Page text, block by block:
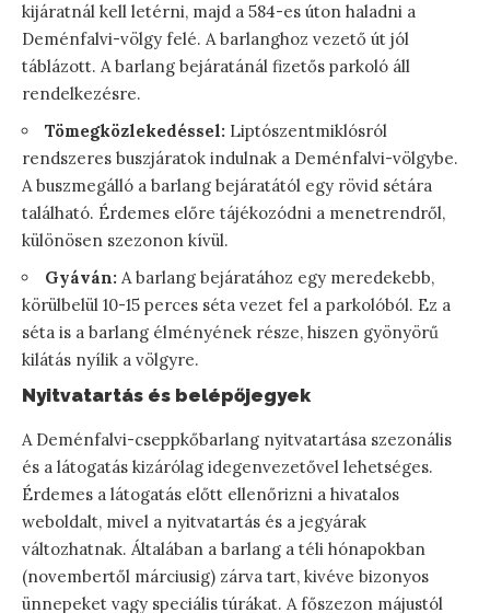
kijáratnál kell letérni, majd a 584-es úton haladni a
Deménfalvi-völgy felé. A barlanghoz vezető út jól
táblázott. A barlang bejáratánál fizetős parkoló áll
rendelkezésre.
Tömegközlekedéssel: Liptószentmiklósról
rendszeres buszjáratok indulnak a Deménfalvi-völgybe.
A buszmegálló a barlang bejáratától egy rövid sétára
található. Érdemes előre tájékozódni a menetrendről,
különösen szezonon kívül.
Gyáván: A barlang bejáratához egy meredekebb,
körülbelül 10-15 perces séta vezet fel a parkolóból. Ez a
séta is a barlang élményének része, hiszen gyönyörű
kilátás nyílik a völgyre.
Nyitvatartás és belépőjegyek
A Deménfalvi-cseppkőbarlang nyitvatartása szezonális
és a látogatás kizárólag idegenvezetővel lehetséges.
Érdemes a látogatás előtt ellenőrizni a hivatalos
weboldalt, mivel a nyitvatartás és a jegyárak
változhatnak. Általában a barlang a téli hónapokban
(novembertől márciusig) zárva tart, kivéve bizonyos
ünnepeket vagy speciális túrákat. A főszezon májustól